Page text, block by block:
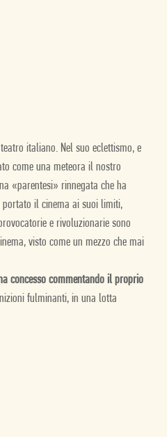
italiano. Nel suo eclettismo, e
come una meteora il nostro
«parentesi» rinnegata che ha
portato il cinema ai suoi limiti,
e rivoluzionarie sono
visto come un mezzo che mai
concesso commentando il proprio
fulminanti, in una lotta